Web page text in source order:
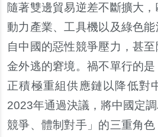
隨著雙邊貿易逆差不斷擴大
動力產業、工具機以及綠色
自中國的惡性競爭壓力，甚
金外逃的窘境。禍不單行的
正積極重組供應鏈以降低對
2023年通過決議，將中國定
競爭、體制對手」的三重角